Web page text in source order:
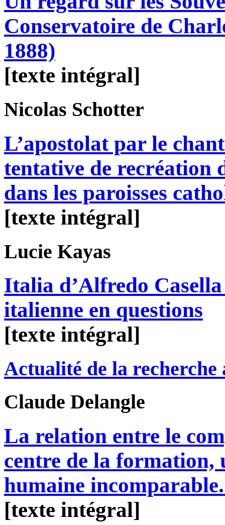
Conservatoire de
1888)
[texte intégral]
Nicolas Schotter
L’apostolat par le
tentative de recréation
dans les paroisses
[texte intégral]
Lucie Kayas
Italia d’Alfredo
italienne en questions
[texte intégral]
Actualité de la recherche
Claude Delangle
La relation entre le
centre de la formation,
humaine
[texte intégral]